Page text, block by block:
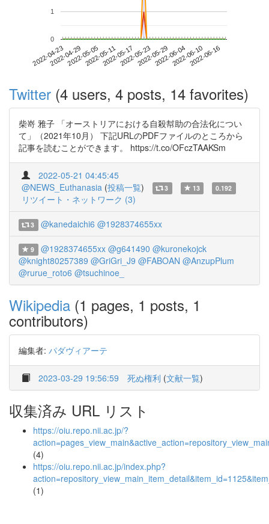
2022-04-232022-04-292022-05-052022-05-112022-05-172022-05-232022-05-292022-06-042022-06-102022-06-16
0
1
Twitter (4 users, 4 posts, 14 favorites)
柴嵜 雅子 「オーストリアにおける自殺幇助の合法化につい
て」（2021年10月） 下記URLのPDFファイルのところから
記事を読むことができます。 https://t.co/OFczTAAKSm
2022-05-21 04:45:45
@NEWS_Euthanasia (投稿一覧) 3 13 0.192
リツイート・ネットワーク (3)
3 @kanedaichi6 @1928374655xx
9 @1928374655xx @g641490 @kuronekojck
@knight80257389 @GriGri_J9 @FABOAN @AnzupPlum
@rurue_roto6 @tsuchinoe_
Wikipedia (1 pages, 1 posts, 1
contributors)
編集者: パダヴィアーテ
2023-03-29 19:56:59 死ぬ権利 (文献一覧)
収集済み URL リスト
https://oiu.repo.nii.ac.jp/?
(4)
https://oiu.repo.nii.ac.jp/index.php?
(1)